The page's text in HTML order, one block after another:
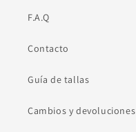
F.A.Q
Contacto
Guía de tallas
Cambios y devoluciones